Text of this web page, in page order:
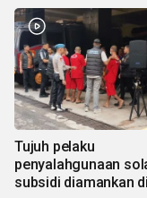
Tujuh pelaku
penyalahgunaan
subsidi diamankan di